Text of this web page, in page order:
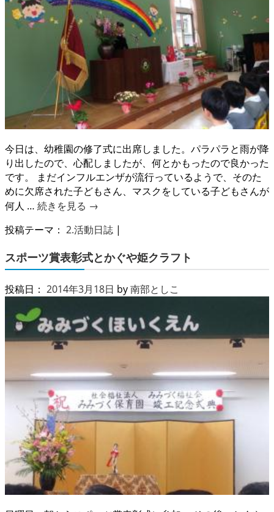
今日は、幼稚園の修了式に出席しました。パラパラと雨が降
り出したので、心配しましたが、何とかもったので良かった
です。 まだインフルエンザが流行っているようで、そのた
めに欠席された子どもさん、マスクをしている子どもさんが
何人 … 続きを見る →
投稿テーマ： 2.活動日誌 |
スポーツ賞表彰式とかぐや姫クラフト
投稿日： 2014年3月18日 by南部としこ